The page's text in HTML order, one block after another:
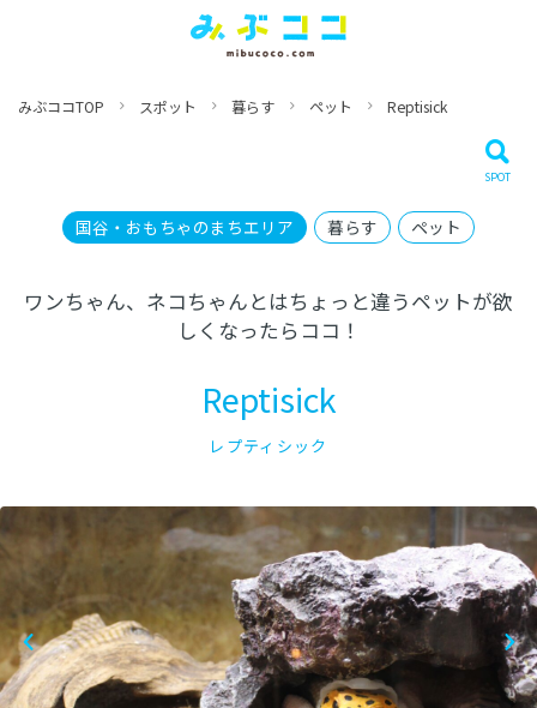
みぶココTOP スポット 暮らす ペット Reptisick
国谷・おもちゃのまちエリア 暮らす ペット
ワンちゃん、ネコちゃんとはちょっと違うペットが欲
しくなったらココ！
Reptisick
レプティシック